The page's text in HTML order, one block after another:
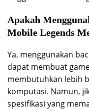
Apakah
Mobile Legends
Ya, menggunakan
dapat membuat
membutuhkan lebih
komputasi. Namun,
spesifikasi yang